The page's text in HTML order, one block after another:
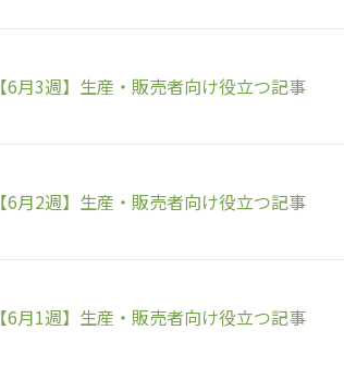
【6月3週】生産・販売者向け役立つ記事
【6月2週】生産・販売者向け役立つ記事
【6月1週】生産・販売者向け役立つ記事